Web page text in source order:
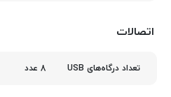
اتصالات
تعداد درگاه‌های USB 8 عدد